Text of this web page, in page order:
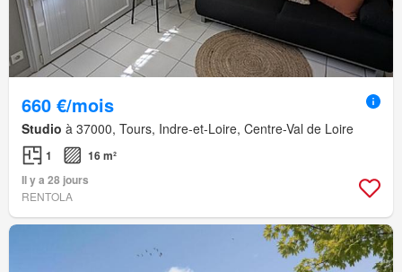
660 €/mois
Studio à 37000, Tours, Indre-et-Loire, Centre-Val de Loire
1
16 m²
Il y a 28 jours
RENTOLA